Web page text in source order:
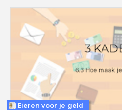
Eieren voor je geld